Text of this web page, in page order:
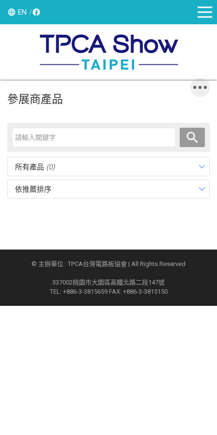
EN
參展商產品
所有產品 (0)
依推薦排序
© 主辦單位 : TPCA台灣電路板協會 | All Rights Reserved
337002桃園市大園區高鐵北路二段147號
TEL: +886-3-3815659 FAX: +886-3-3815150